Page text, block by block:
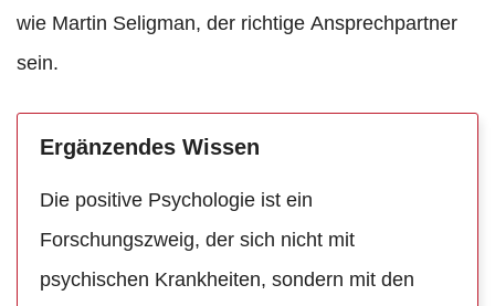
wie Martin Seligman, der richtige Ansprechpartner
sein.
Ergänzendes Wissen
Die positive Psychologie ist ein
Forschungszweig, der sich nicht mit
psychischen Krankheiten, sondern mit den